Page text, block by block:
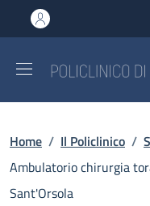
al contenuto principale
to footer content
Briciole di
Home / Il Policlinico /
Ambulatorio chirurgia
Sant'Orsola